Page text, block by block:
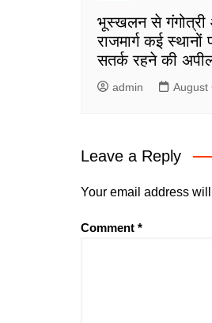
भूस्खलन से गंगोत्री
राजमार्ग कई स्थानों
सतर्क रहने की
admin August
Leave a Reply
Your email address
Comment *